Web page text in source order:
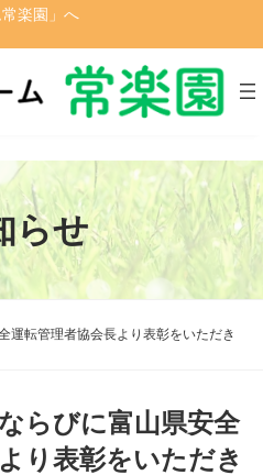
常楽園」へ
らせ
運転管理者協会長より表彰をいただき
らびに富山県安全
り表彰をいただき